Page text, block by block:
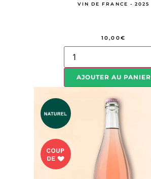
VIN DE FRANCE - 2025
10,00€
AJOUTER AU PANIER